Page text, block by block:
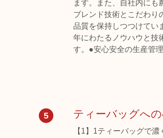
ます。また、自社内に
ブレンド技術とこだわり
品質を保持しつつけてい
年にわたるノウハウと技
す。●安心安全の生産管
5 ティーバッグへ
【1】1ティーバッグで